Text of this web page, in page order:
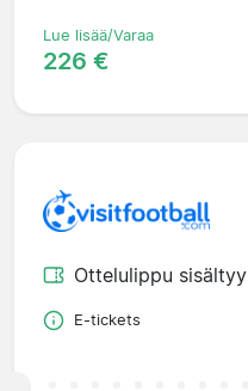
Lue lisää/Varaa
226 €
Ottelulippu sisältyy
E-tickets